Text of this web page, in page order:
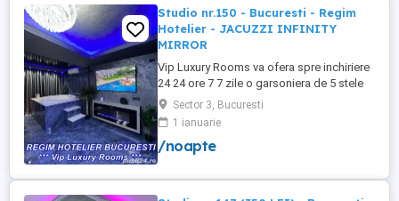
Studio nr.150 - Bucuresti - Regim
Hotelier - JACUZZI INFINITY
MIRROR
Vip Luxury Rooms va ofera spre inchiriere
24 24 ore 7 7 zile o garsoniera de 5 stele
Luxoase cu un desing unic si deosebit in
Sector 3 Bucuresti . Garsoniera se alfa in
Complex Rezidential Nou . Acces Bariera
Monitorizare Video in Complex ( de la
PRIVAT in complex ...
Sector 3, Bucuresti
1 ianuarie
/noapte